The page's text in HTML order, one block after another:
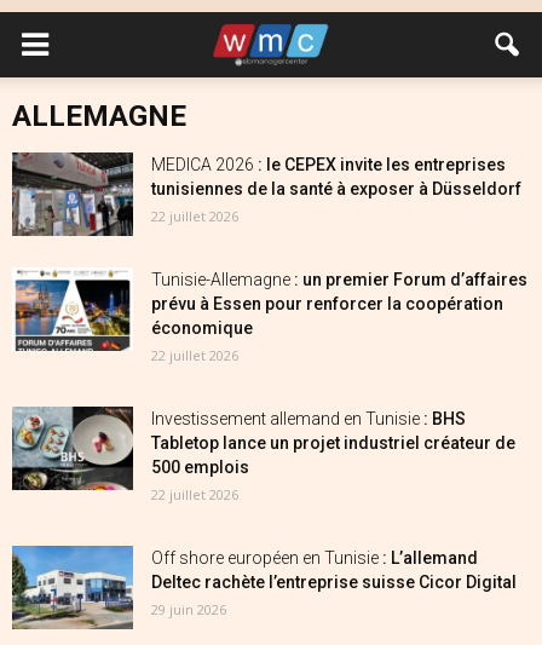
ALLEMAGNE
MEDICA 2026 : le CEPEX invite les entreprises
tunisiennes de la santé à exposer à Düsseldorf
22 juillet 2026
Tunisie-Allemagne : un premier Forum d’affaires
prévu à Essen pour renforcer la coopération
économique
22 juillet 2026
Investissement allemand en Tunisie : BHS
Tabletop lance un projet industriel créateur de
500 emplois
22 juillet 2026
Off shore européen en Tunisie : L’allemand
Deltec rachète l’entreprise suisse Cicor Digital
29 juin 2026